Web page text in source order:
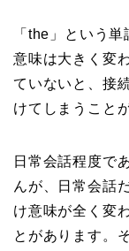
「the」という
意味は大きく変
ていないと、接
けてしまうこと
日常会話程度で
んが、日常会話
け意味が全く変
とがあります。